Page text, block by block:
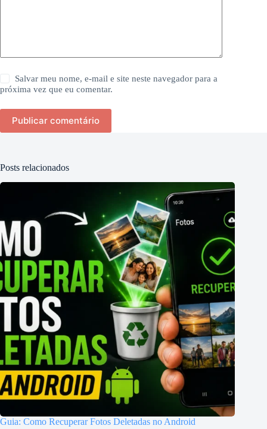
Salvar meu nome, e-mail e site neste navegador para a
próxima vez que eu comentar.
Publicar comentário
Posts relacionados
Guia: Como Recuperar Fotos Deletadas no Android